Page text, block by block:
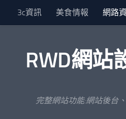
Skip to content
3c資訊 美食情報 網路
RWD網站
完整網站功能:網站後台